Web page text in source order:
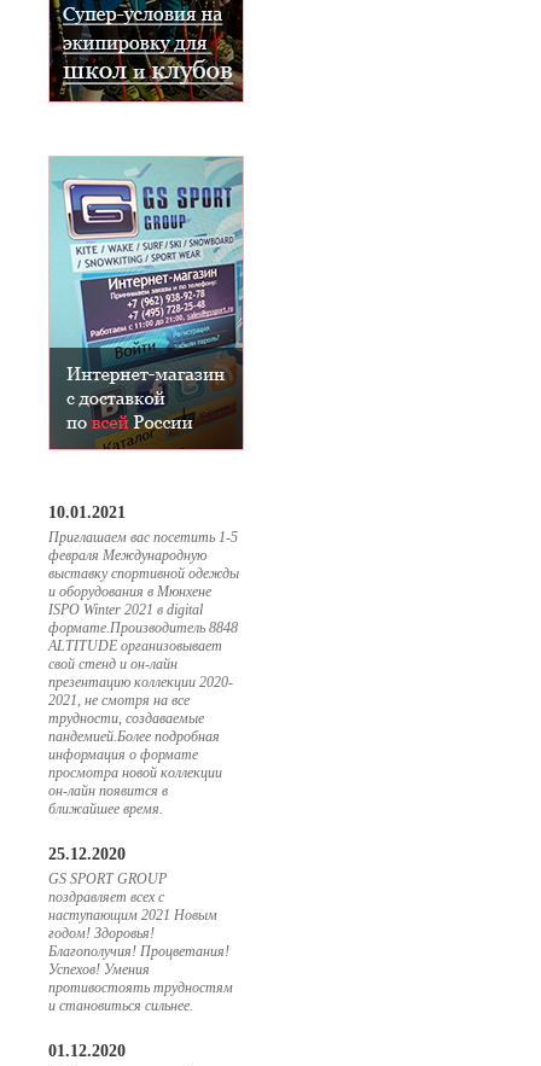
10.01.2021
Приглашаем вас посетить 1-5
февраля Международную
выставку спортивной одежды
и оборудования в Мюнхене
ISPO Winter 2021 в digital
формате.Производитель 8848
ALTITUDE организовывает
свой стенд и он-лайн
презентацию коллекции 2020-
2021, не смотря на все
трудности, создаваемые
пандемией.Более подробная
информация о формате
просмотра новой коллекции
он-лайн появится в
ближайшее время.
25.12.2020
GS SPORT GROUP
поздравляет всех с
наступающим 2021 Новым
годом! Здоровья!
Благополучия! Процветания!
Успехов! Умения
противостоять трудностям
и становиться сильнее.
01.12.2020